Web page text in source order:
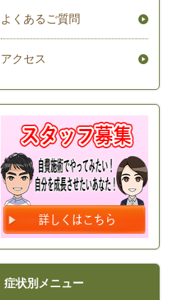
よくあるご質問
アクセス
症状別メニュー